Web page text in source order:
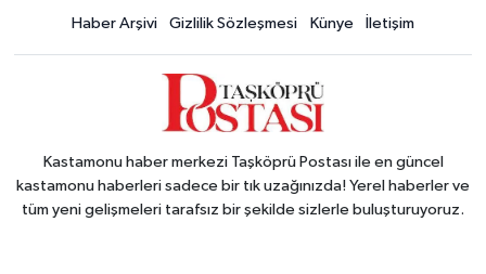
Haber Arşivi Gizlilik Sözleşmesi Künye İletişim
Kastamonu haber merkezi Taşköprü Postası ile en güncel
kastamonu haberleri sadece bir tık uzağınızda! Yerel haberler ve
tüm yeni gelişmeleri tarafsız bir şekilde sizlerle buluşturuyoruz.